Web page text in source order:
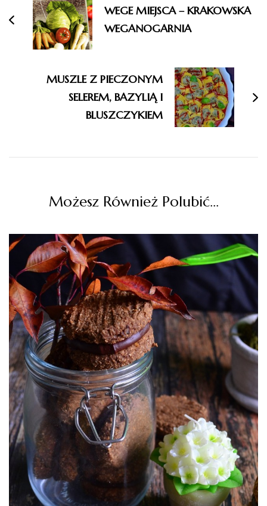
WEGE MIEJSCA – KRAKOWSKA
WEGANOGARNIA
MUSZLE Z PIECZONYM
SELEREM, BAZYLIĄ I
BLUSZCZYKIEM
Możesz Również Polubić…